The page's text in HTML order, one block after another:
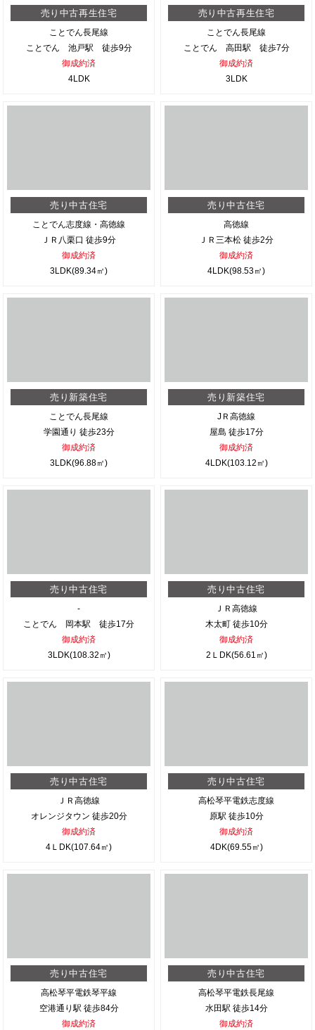
売り中古再生住宅
ことでん長尾線
ことでん 池戸駅 徒歩9分
御成約済
4LDK
売り中古再生住宅
ことでん長尾線
ことでん 高田駅 徒歩7分
御成約済
3LDK
売り中古住宅
ことでん志度線・高徳線
ＪＲ八栗口 徒歩9分
御成約済
3LDK(89.34㎡)
売り中古住宅
高徳線
ＪＲ三本松 徒歩2分
御成約済
4LDK(98.53㎡)
売り新築住宅
ことでん長尾線
学園通り 徒歩23分
御成約済
3LDK(96.88㎡)
売り新築住宅
JＲ高徳線
屋島 徒歩17分
御成約済
4LDK(103.12㎡)
売り中古住宅
-
ことでん 岡本駅 徒歩17分
御成約済
3LDK(108.32㎡)
売り中古住宅
ＪＲ高徳線
木太町 徒歩10分
御成約済
2ＬDK(56.61㎡)
売り中古住宅
ＪＲ高徳線
オレンジタウン 徒歩20分
御成約済
4ＬDK(107.64㎡)
売り中古住宅
高松琴平電鉄志度線
原駅 徒歩10分
御成約済
4DK(69.55㎡)
売り中古住宅
高松琴平電鉄琴平線
空港通り駅 徒歩84分
御成約済
売り中古住宅
高松琴平電鉄長尾線
水田駅 徒歩14分
御成約済